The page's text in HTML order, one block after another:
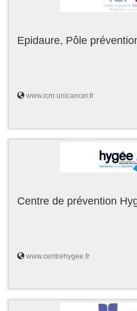
Epidaure, Pôle
www.icm.unicancer.fr
Centre de prévention
www.centrehygee.fr